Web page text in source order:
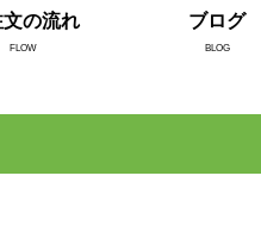
文の流れ
FLOW
ブログ
BLOG